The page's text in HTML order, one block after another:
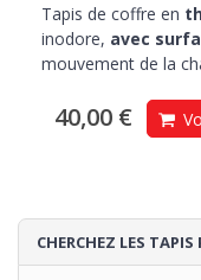
Tapis de coffre en
inodore, avec
mouvement de la
40,00 €
CHERCHEZ LES